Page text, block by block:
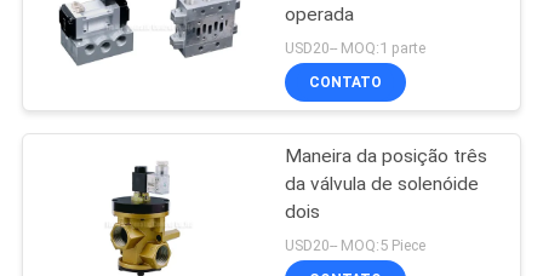
operada
USD20-- MOQ:1 parte
CONTATO
Maneira da posição três
da válvula de solenóide
dois
USD20-- MOQ:5 Piece